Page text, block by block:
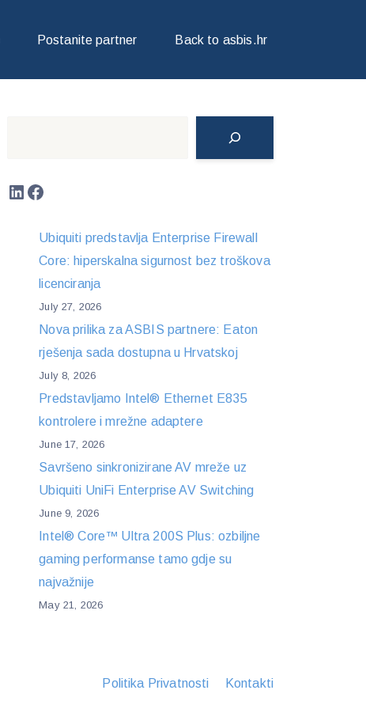
Postanite partner Back to asbis.hr
LinkedIn
Facebook
Ubiquiti predstavlja Enterprise Firewall
Core: hiperskalna sigurnost bez troškova
licenciranja
July 27, 2026
Nova prilika za ASBIS partnere: Eaton
rješenja sada dostupna u Hrvatskoj
July 8, 2026
Predstavljamo Intel® Ethernet E835
kontrolere i mrežne adaptere
June 17, 2026
Savršeno sinkronizirane AV mreže uz
Ubiquiti UniFi Enterprise AV Switching
June 9, 2026
Intel® Core™ Ultra 200S Plus: ozbiljne
gaming performanse tamo gdje su
najvažnije
May 21, 2026
Politika Privatnosti Kontakti